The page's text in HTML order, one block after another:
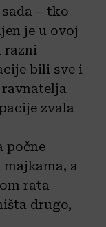
– tko
je u ovoj
razni
bili sve i
zvala
počne
a
rata
drugo,